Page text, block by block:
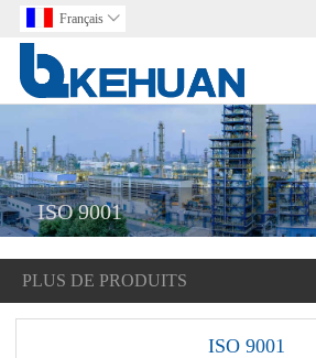
Français 
ISO 9001
PLUS DE PRODUITS
ISO 9001